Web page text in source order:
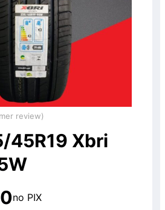
review)
45R19 Xbri
no PIX